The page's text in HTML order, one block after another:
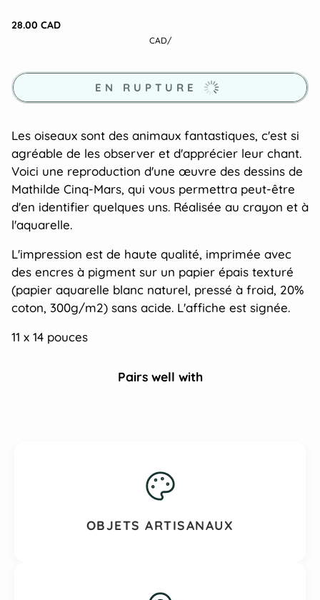
28.00 CAD
CAD/
EN RUPTURE
Les oiseaux sont des animaux fantastiques, c'est si
agréable de les observer et d'apprécier leur chant.
Voici une reproduction d'une œuvre des dessins de
Mathilde Cinq-Mars, qui vous permettra peut-être
d'en identifier quelques uns. Réalisée au crayon et à
l'aquarelle.
L'impression est de haute qualité, imprimée avec
des encres à pigment sur un papier épais texturé
(papier aquarelle blanc naturel, pressé à froid, 20%
coton, 300g/m2) sans acide. L'affiche est signée.
11 x 14 pouces
Pairs well with
OBJETS ARTISANAUX